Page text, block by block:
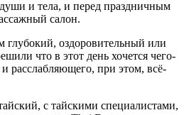
и тела, и перед праздничным
салон.
оздоровительный или
что в этот день хочется чего-
расслабляющего, при этом, всё-
с тайскими специалистами,